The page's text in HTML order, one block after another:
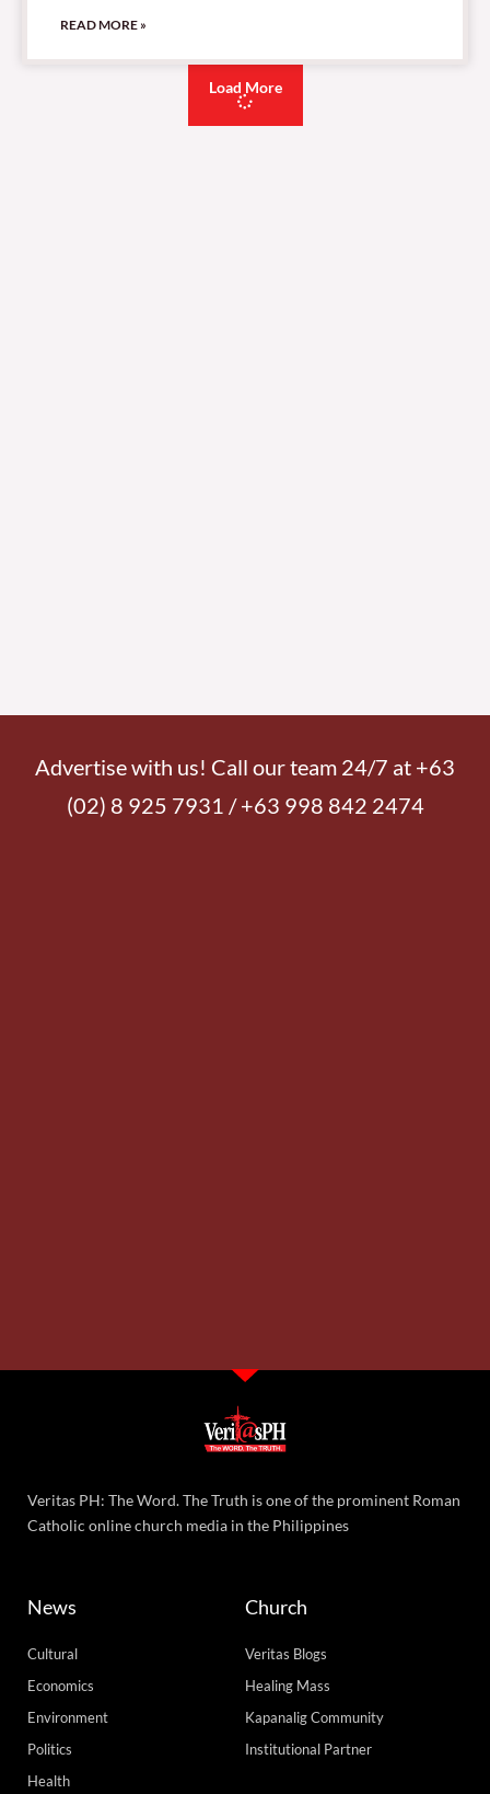
READ MORE »
Load More
Advertise with us! Call our team 24/7 at +63
(02) 8 925 7931 / +63 998 842 2474
Veritas PH: The Word. The Truth is one of the prominent Roman
Catholic online church media in the Philippines
News
Cultural
Economics
Environment
Politics
Health
Church
Veritas Blogs
Healing Mass
Kapanalig Community
Institutional Partner